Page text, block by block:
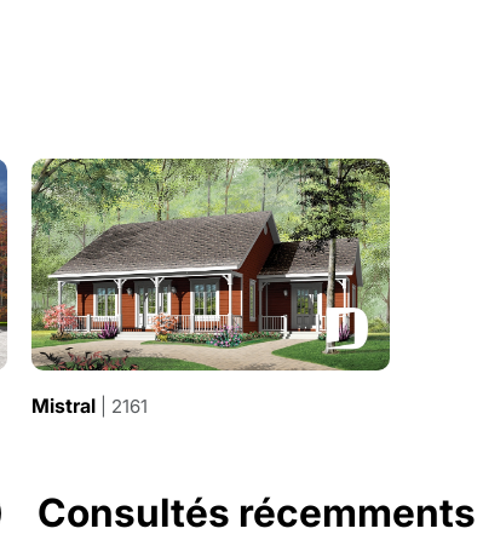
Mistral | 2161
Consultés récemments